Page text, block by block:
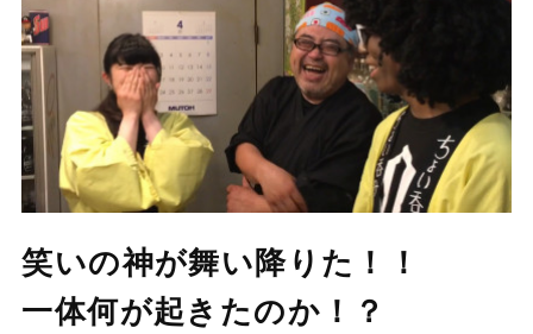
笑いの神が舞い降りた！！
一体何が起きたのか！？